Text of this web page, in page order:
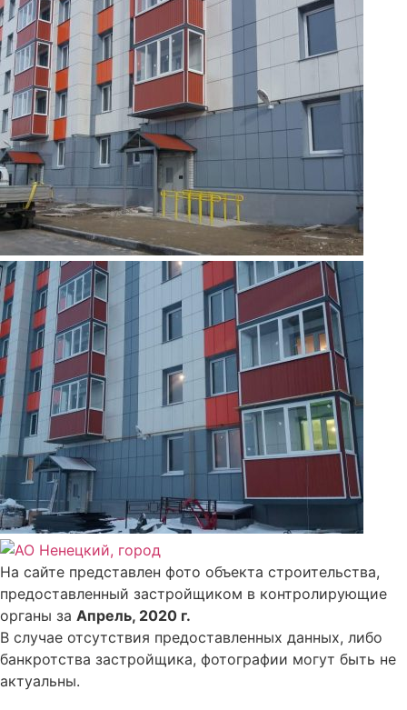
На сайте представлен фото объекта строительства,
предоставленный застройщиком в контролирующие
органы за Апрель, 2020 г.
В случае отсутствия предоставленных данных, либо
банкротства застройщика, фотографии могут быть не
актуальны.